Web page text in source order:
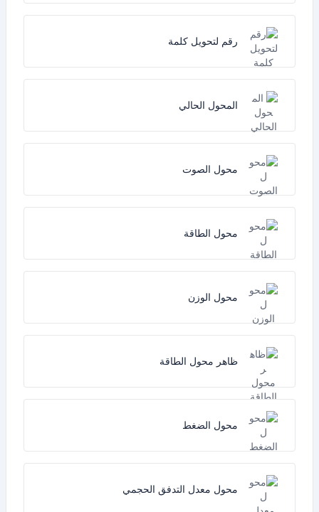
رقم لتحويل كلمة
المحول الحالي
محول الصوت
محول الطاقة
محول الوزن
ظاهر محول الطاقة
محول الضغط
محول معدل التدفق الحجمي